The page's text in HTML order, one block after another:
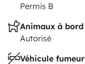
Permis B
Animaux à bord
Autorisé
Véhicule fumeur